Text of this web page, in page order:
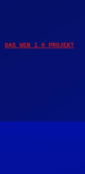
DAS WEB 1.0 PROJEKT